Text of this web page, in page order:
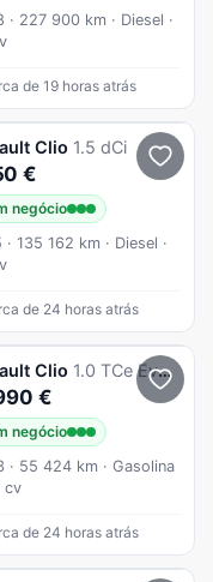
· 227 900 km · Diesel ·
de 19 horas atrás
Clio 1.5 dCi
€
negócio
· 135 162 km · Diesel ·
de 24 horas atrás
Clio 1.0 TCe Evolution Bi-Fuel
€
negócio
· 55 424 km · Gasolina
cv
de 24 horas atrás